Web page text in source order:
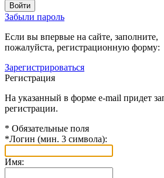
Забыли пароль
Если вы впервые на сайте, заполните,
пожалуйста, регистрационную форму:
Зарегистрироваться
Регистрация
На указанный в форме e-mail придет
регистрации.
* Обязательные поля
*Логин (мин. 3 символа):
Имя: